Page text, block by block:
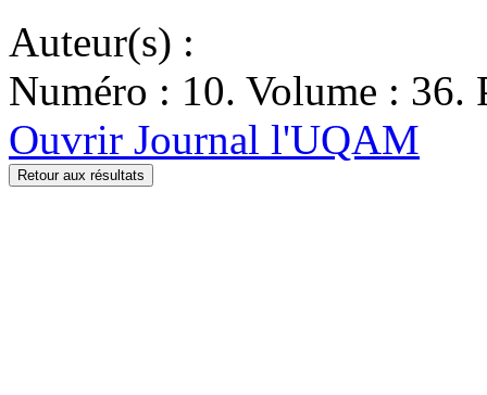
Auteur(s) :
Numéro : 10. Volume : 36.
Ouvrir Journal l'UQAM
Retour aux résultats